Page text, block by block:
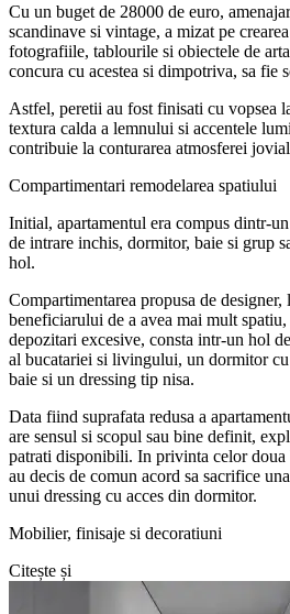
Cu un buget de 28000 de euro,
scandinave si vintage, a mizat pe
fotografiile, tablourile si obiectele de
concura cu acestea si dimpotriva, sa fie
Astfel, peretii au fost finisati cu vopsea
textura calda a lemnului si accentele
contribuie la conturarea atmosferei
Compartimentari remodelarea spatiului
Initial, apartamentul era compus dintr-
de intrare inchis, dormitor, baie si grup
hol.
Compartimentarea propusa de
beneficiarului de a avea mai mult
depozitari excesive, consta intr-un hol
al bucatariei si livingului, un dormitor
baie si un dressing tip nisa.
Data fiind suprafata redusa a
are sensul si scopul sau bine definit,
patrati disponibili. In privinta celor doua
au decis de comun acord sa sacrifice
unui dressing cu acces din dormitor.
Mobilier, finisaje si decoratiuni
Citește și